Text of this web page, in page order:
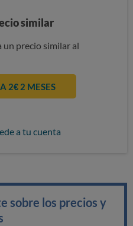
similar
un precio similar al
2€ 2 MESES
a tu cuenta
sobre los precios y